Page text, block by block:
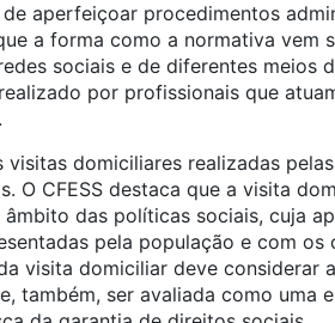
aperfeiçoar procedimentos
a forma como a normativa vem
sociais e de diferentes meios
por profissionais que
domiciliares realizadas
O CFESS destaca que a visita
das políticas sociais, cuja
pela população e com
visita domiciliar deve considerar
também, ser avaliada como uma